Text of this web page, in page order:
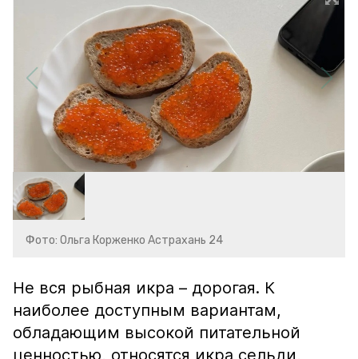
Фото: Ольга Корженко Астрахань 24
Не вся рыбная икра – дорогая. К
наиболее доступным вариантам,
обладающим высокой питательной
ценностью, относятся икра сельди,